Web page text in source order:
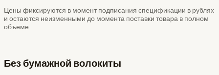
Цены фиксируются в момент подписания спецификации в рублях
и остаются неизменными до момента поставки товара в полном
объеме
Без бумажной волокиты